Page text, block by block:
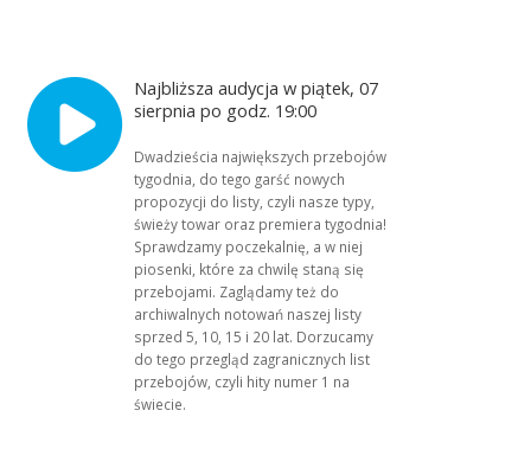
Najbliższa audycja w piątek, 07
sierpnia po godz. 19:00
Dwadzieścia największych przebojów
tygodnia, do tego garść nowych
propozycji do listy, czyli nasze typy,
świeży towar oraz premiera tygodnia!
Sprawdzamy poczekalnię, a w niej
piosenki, które za chwilę staną się
przebojami. Zaglądamy też do
archiwalnych notowań naszej listy
sprzed 5, 10, 15 i 20 lat. Dorzucamy
do tego przegląd zagranicznych list
przebojów, czyli hity numer 1 na
świecie.